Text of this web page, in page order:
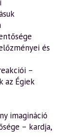
és
–
az Égiek
imagináció
– kardja,